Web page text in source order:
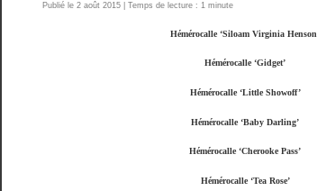
Publié le 2 août 2015 | Temps de lecture : 1 minute
Hémérocalle ‘Siloam Virginia
Hémérocalle ‘Gidget’
Hémérocalle ‘Little Showoff’
Hémérocalle ‘Baby Darling’
Hémérocalle ‘Cherooke Pass’
Hémérocalle ‘Tea Rose’